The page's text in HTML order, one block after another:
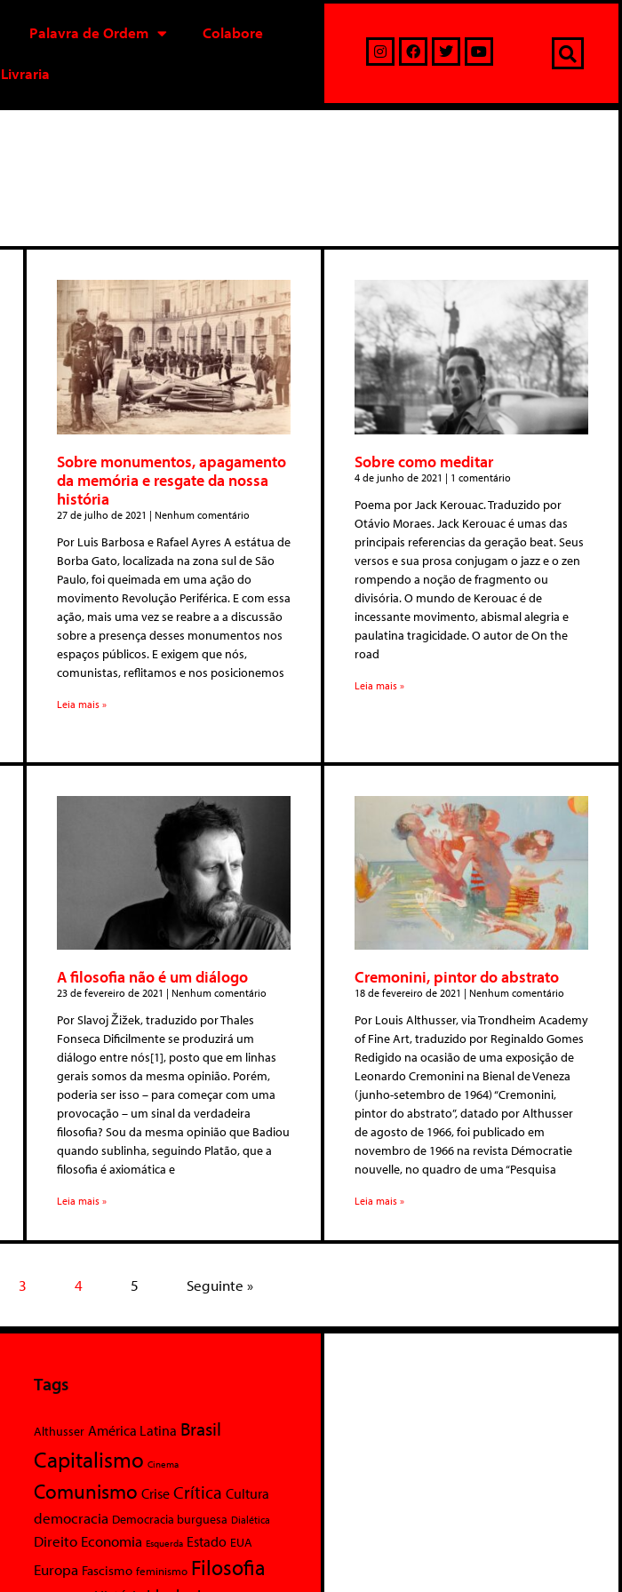
Palavra de Ordem Colabore
Livraria
Sobre monumentos, apagamento
da memória e resgate da nossa
história
27 de julho de 2021 Nenhum comentário
Por Luis Barbosa e Rafael Ayres A estátua de
Borba Gato, localizada na zona sul de São
Paulo, foi queimada em uma ação do
movimento Revolução Periférica. E com essa
ação, mais uma vez se reabre a a discussão
sobre a presença desses monumentos nos
espaços públicos. E exigem que nós,
comunistas, reflitamos e nos posicionemos
Leia mais »
Sobre como meditar
4 de junho de 2021 1 comentário
Poema por Jack Kerouac. Traduzido por
Otávio Moraes. Jack Kerouac é umas das
principais referencias da geração beat. Seus
versos e sua prosa conjugam o jazz e o zen
rompendo a noção de fragmento ou
divisória. O mundo de Kerouac é de
incessante movimento, abismal alegria e
paulatina tragicidade. O autor de On the
road
Leia mais »
A filosofia não é um diálogo
23 de fevereiro de 2021 Nenhum comentário
Por Slavoj Žižek, traduzido por Thales
Fonseca Dificilmente se produzirá um
diálogo entre nós[1], posto que em linhas
gerais somos da mesma opinião. Porém,
poderia ser isso – para começar com uma
provocação – um sinal da verdadeira
filosofia? Sou da mesma opinião que Badiou
quando sublinha, seguindo Platão, que a
filosofia é axiomática e
Leia mais »
Cremonini, pintor do abstrato
18 de fevereiro de 2021 Nenhum comentário
Por Louis Althusser, via Trondheim Academy
of Fine Art, traduzido por Reginaldo Gomes
Redigido na ocasião de uma exposição de
Leonardo Cremonini na Bienal de Veneza
(junho-setembro de 1964) “Cremonini,
pintor do abstrato”, datado por Althusser
de agosto de 1966, foi publicado em
novembro de 1966 na revista Démocratie
nouvelle, no quadro de uma “Pesquisa
Leia mais »
3 4 5 Seguinte »
Tags
Althusser América Latina Brasil
Capitalismo Cinema
Comunismo Crise Crítica Cultura
democracia Democracia burguesa Dialética
Direito Economia Esquerda Estado EUA
Europa Fascismo feminismo Filosofia